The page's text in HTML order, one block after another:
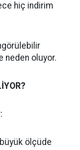
hiç indirim
neden oluyor.
ölçüde